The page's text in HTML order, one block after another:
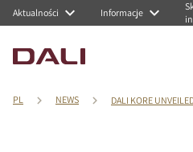
Aktualności Informacje
PL NEWS DALI KORE